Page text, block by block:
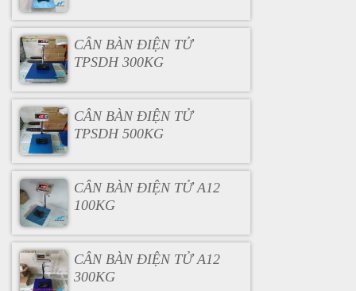
CÂN BÀN ĐIỆN TỬ
TPSDH 300KG
CÂN BÀN ĐIỆN TỬ
TPSDH 500KG
CÂN BÀN ĐIỆN TỬ A12
100KG
CÂN BÀN ĐIỆN TỬ A12
300KG